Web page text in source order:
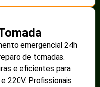
emergencial 24h
de tomadas.
e eficientes para
220V. Profissionais